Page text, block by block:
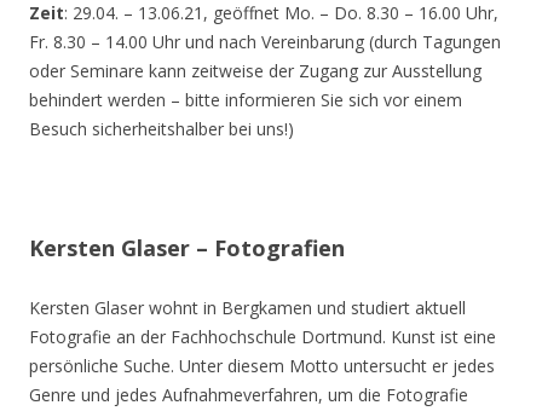
Zeit: 29.04. – 13.06.21, geöffnet Mo. – Do. 8.30 – 16.00 Uhr,
Fr. 8.30 – 14.00 Uhr und nach Vereinbarung (durch Tagungen
oder Seminare kann zeitweise der Zugang zur Ausstellung
behindert werden – bitte informieren Sie sich vor einem
Besuch sicherheitshalber bei uns!)
Kersten Glaser – Fotografien
Kersten Glaser wohnt in Bergkamen und studiert aktuell
Fotografie an der Fachhochschule Dortmund. Kunst ist eine
persönliche Suche. Unter diesem Motto untersucht er jedes
Genre und jedes Aufnahmeverfahren, um die Fotografie